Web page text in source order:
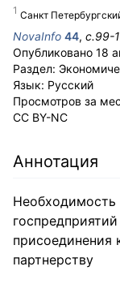
Санкт
NovaInfo 44, с.99-
Опубликовано 18
Раздел:
Язык: Русский
Просмотров за
CC BY-NC
Аннотация
Необходимость
присоединения
партнерству